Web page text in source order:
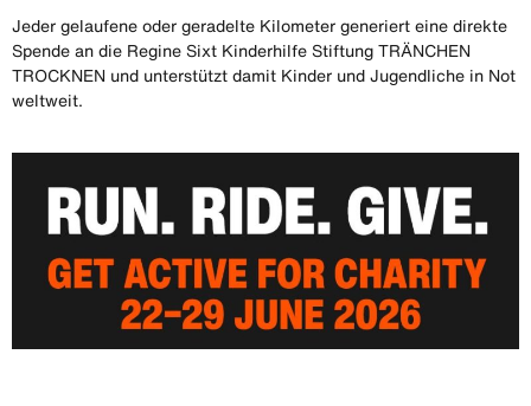
Jeder gelaufene oder geradelte Kilometer generiert eine direkte
Spende an die Regine Sixt Kinderhilfe Stiftung TRÄNCHEN
TROCKNEN und unterstützt damit Kinder und Jugendliche in Not
weltweit.